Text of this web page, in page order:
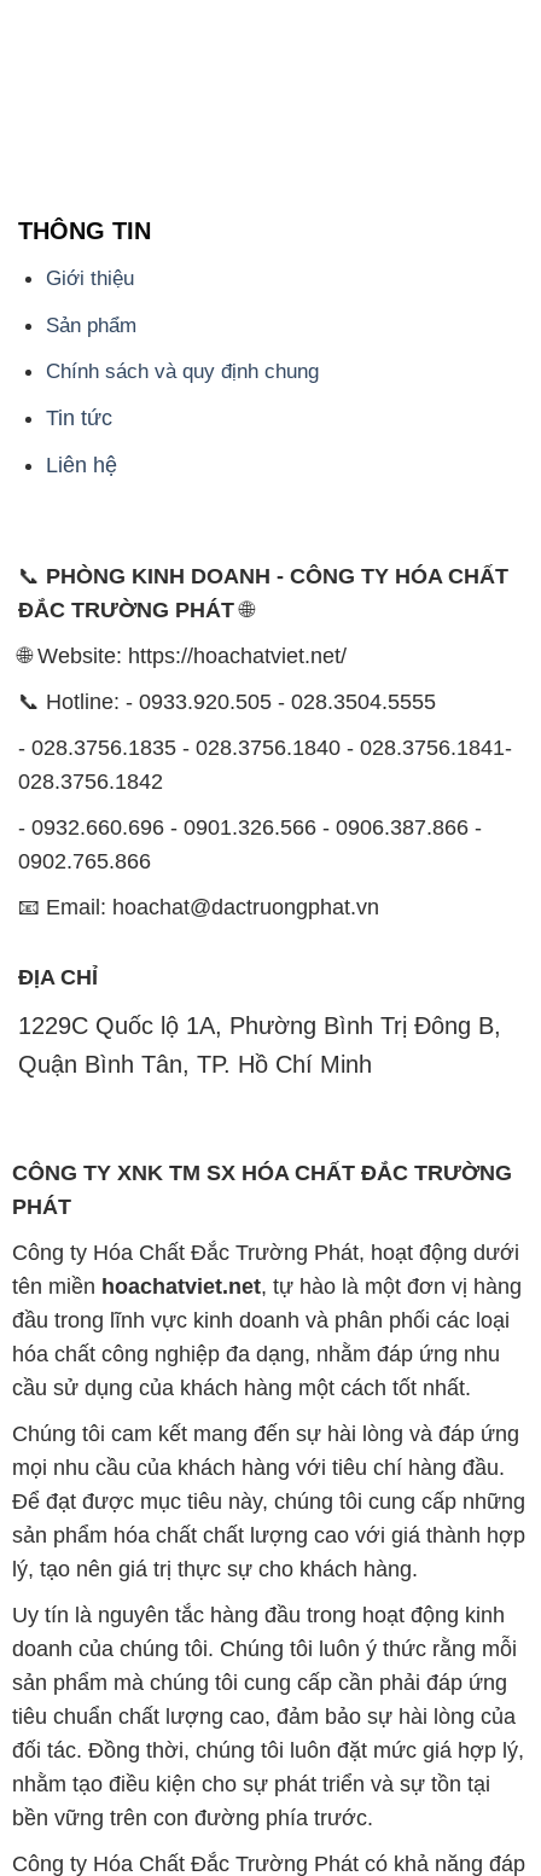
THÔNG TIN
Giới thiệu
Sản phẩm
Chính sách và quy định chung
Tin tức
Liên hệ
📞 PHÒNG KINH DOANH - CÔNG TY HÓA CHẤT
ĐẮC TRƯỜNG PHÁT🌐
🌐 Website: https://hoachatviet.net/
📞 Hotline: - 0933.920.505 - 028.3504.5555
- 028.3756.1835 - 028.3756.1840 - 028.3756.1841-
028.3756.1842
- 0932.660.696 - 0901.326.566 - 0906.387.866 -
0902.765.866
📧 Email: hoachat@dactruongphat.vn
ĐỊA CHỈ
1229C Quốc lộ 1A, Phường Bình Trị Đông B,
Quận Bình Tân, TP. Hồ Chí Minh
CÔNG TY XNK TM SX HÓA CHẤT ĐẮC TRƯỜNG
PHÁT
Công ty Hóa Chất Đắc Trường Phát, hoạt động dưới
tên miền hoachatviet.net, tự hào là một đơn vị hàng
đầu trong lĩnh vực kinh doanh và phân phối các loại
hóa chất công nghiệp đa dạng, nhằm đáp ứng nhu
cầu sử dụng của khách hàng một cách tốt nhất.
Chúng tôi cam kết mang đến sự hài lòng và đáp ứng
mọi nhu cầu của khách hàng với tiêu chí hàng đầu.
Để đạt được mục tiêu này, chúng tôi cung cấp những
sản phẩm hóa chất chất lượng cao với giá thành hợp
lý, tạo nên giá trị thực sự cho khách hàng.
Uy tín là nguyên tắc hàng đầu trong hoạt động kinh
doanh của chúng tôi. Chúng tôi luôn ý thức rằng mỗi
sản phẩm mà chúng tôi cung cấp cần phải đáp ứng
tiêu chuẩn chất lượng cao, đảm bảo sự hài lòng của
đối tác. Đồng thời, chúng tôi luôn đặt mức giá hợp lý,
nhằm tạo điều kiện cho sự phát triển và sự tồn tại
bền vững trên con đường phía trước.
Công ty Hóa Chất Đắc Trường Phát có khả năng đáp